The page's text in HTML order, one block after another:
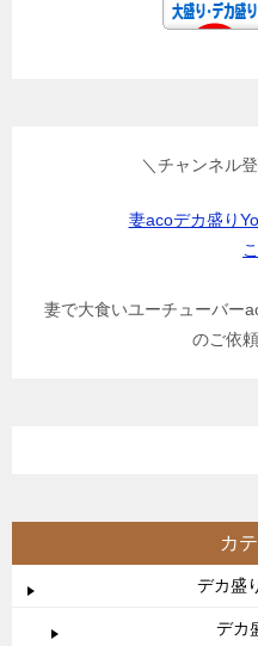
＼チャンネル
妻acoデカ盛り
妻で大食いユーチューバー
のご依
カ
デカ盛
デカ